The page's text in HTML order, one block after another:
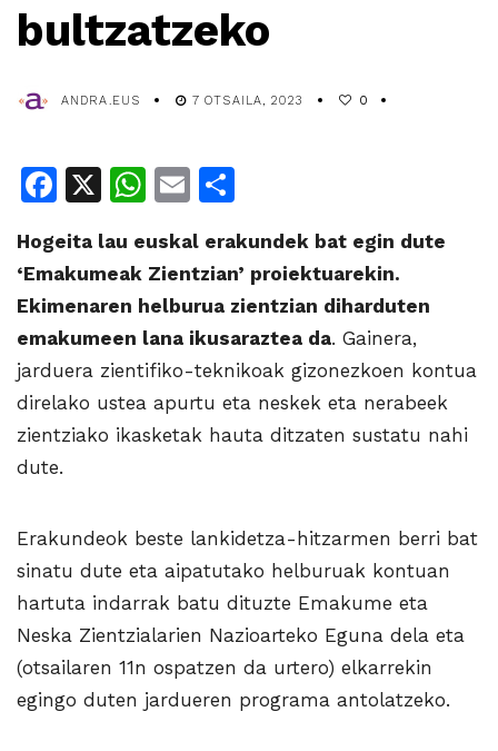
bultzatzeko
ANDRA.EUS 7 OTSAILA, 2023 0
Facebook
X WhatsApp
Email
Hogeita lau euskal erakundek bat egin dute
‘Emakumeak Zientzian’ proiektuarekin.
Ekimenaren helburua zientzian diharduten
emakumeen lana ikusaraztea da. Gainera,
jarduera zientifiko-teknikoak gizonezkoen kontua
direlako ustea apurtu eta neskek eta nerabeek
zientziako ikasketak hauta ditzaten sustatu nahi
dute.
Erakundeok beste lankidetza-hitzarmen berri bat
sinatu dute eta aipatutako helburuak kontuan
hartuta indarrak batu dituzte Emakume eta
Neska Zientzialarien Nazioarteko Eguna dela eta
(otsailaren 11n ospatzen da urtero) elkarrekin
egingo duten jardueren programa antolatzeko.